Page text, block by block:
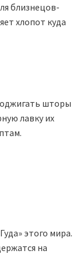
близнецов-
хлопот куда
шторы
лавку их
этого мира.
на